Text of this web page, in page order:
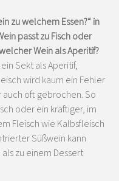
zu welchem Essen?“ in
passt zu Fisch oder
Wein als Aperitif?
Sekt als Aperitif,
wird kaum ein Fehler
oft gebrochen. So
oder ein kräftiger, im
Fleisch wie Kalbsfleisch
Süßwein kann
zu einem Dessert